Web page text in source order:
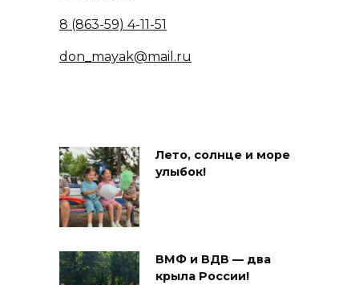
8 (863-59) 4-11-51
don_mayak@mail.ru
Лето, солнце и море
улыбок!
ВМФ и ВДВ — два
крыла России!